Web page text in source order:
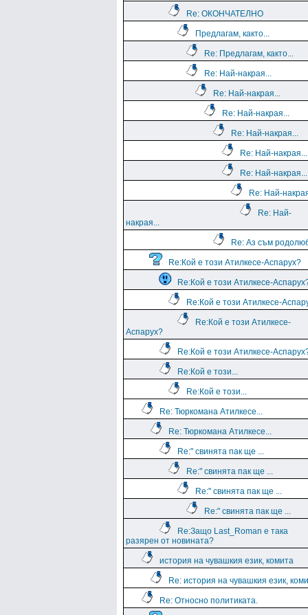
Re: ОКОНЧАТЕЛНО
Предлагам, както...
Re: Предлагам, както...
Re: Най-накрая...
Re: Най-накрая...
Re: Най-накрая...
Re: Най-накрая...
Re: Най-накрая...
Re: Най-накрая...
Re: Най-
Re: Най-
накрая...
Re: Аз съм
Re:Кой е този Атилкесе-Аспарух?
Re:Кой е този Атилкесе-
Re:Кой е този Атилкесе-
Re:Кой е този Атилкесе-
Аспарух?
Re:Кой е този Атилкесе-
Re:Кой е този...
Re:Кой е този...
Re: Тюркомана Атилкесе...
Re: Тюркомана Атилкесе...
Re:" свинята пак ще ...
Re:" свинята пак ще ...
Re:" свинята пак ще ...
Re:" свинята пак ще ...
Re:Защо Last_Roman e така
разярен от новината?
история на чувашкия език, комита
Re: история на чувашкия език,
Re: Относно политиката.